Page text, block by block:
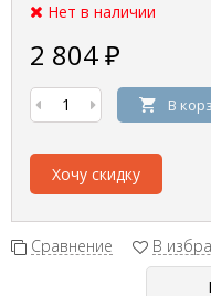
Нет в наличии
2 804₽
В
Хочу скидку
Сравнение В